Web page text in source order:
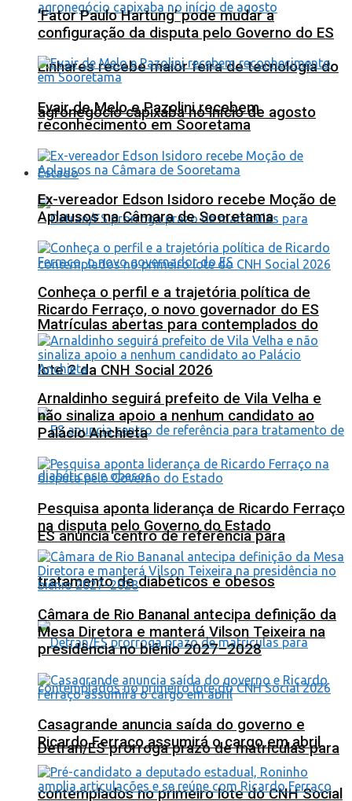
Linhares recebe maior feira de tecnologia do
agronegócio capixaba no início de agosto
Estado
Matrículas abertas para contemplados do
lote 2 da CNH Social 2026
ES anuncia centro de referência para
tratamento de diabéticos e obesos
Detran/ES prorroga prazo de matrículas para
contemplados no primeiro lote do CNH Social
‘Fator Paulo Hartung’ pode mudar a
configuração da disputa pelo Governo do ES
Evair de Melo e Pazolini recebem
reconhecimento em Sooretama
Ex-vereador Edson Isidoro recebe Moção de
Aplausos na Câmara de Sooretama
Conheça o perfil e a trajetória política de
Ricardo Ferraço, o novo governador do ES
Arnaldinho seguirá prefeito de Vila Velha e
não sinaliza apoio a nenhum candidato ao
Palácio Anchieta
Pesquisa aponta liderança de Ricardo Ferraço
na disputa pelo Governo do Estado
Câmara de Rio Bananal antecipa definição da
Mesa Diretora e manterá Vilson Teixeira na
presidência no biênio 2027–2028
Casagrande anuncia saída do governo e
Ricardo Ferraço assumirá o cargo em abril